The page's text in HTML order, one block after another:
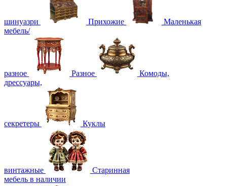
шинуазри Прихожие
Маленькая
мебель/
разное Разное
Комоды,
дрессуары,
секретеры Куклы
винтажные
Старинная
мебель в наличии